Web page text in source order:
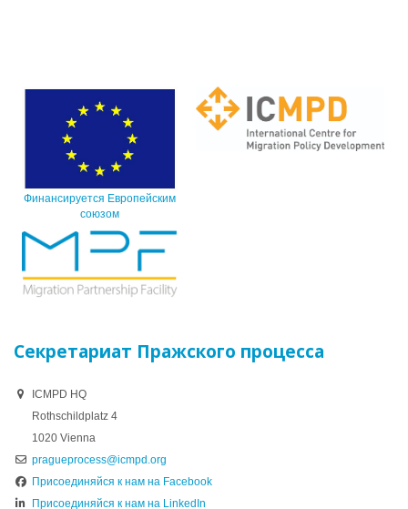
Финансируется Европейским
союзом
Секретариат Пражского процесса
ICMPD HQ
Rothschildplatz 4
1020 Vienna
pragueprocess@icmpd.org
Присоединяйся к нам на Facebook
Присоединяйся к нам на LinkedIn